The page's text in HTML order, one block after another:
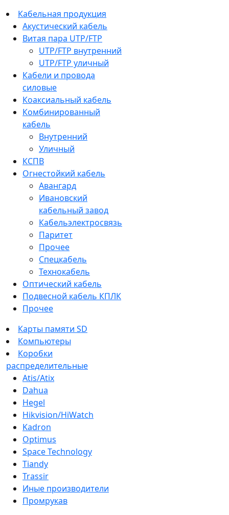
Кабельная продукция
Акустический кабель
Витая пара UTP/FTP
UTP/FTP внутренний
UTP/FTP уличный
Кабели и провода
силовые
Коаксиальный кабель
Комбинированный
кабель
Внутренний
Уличный
КСПВ
Огнестойкий кабель
Авангард
Ивановский
кабельный завод
Кабельэлектросвязь
Паритет
Прочее
Спецкабель
Технокабель
Оптический кабель
Подвесной кабель КПЛК
Прочее
Карты памяти SD
Компьютеры
Коробки
распределительные
Atis/Atix
Dahua
Hegel
Hikvision/HiWatch
Kadron
Optimus
Space Technology
Tiandy
Trassir
Иные производители
Промрукав